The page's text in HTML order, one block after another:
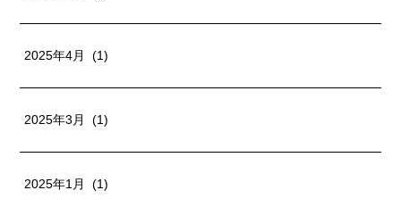
2025年4月 (1)
2025年3月 (1)
2025年1月 (1)